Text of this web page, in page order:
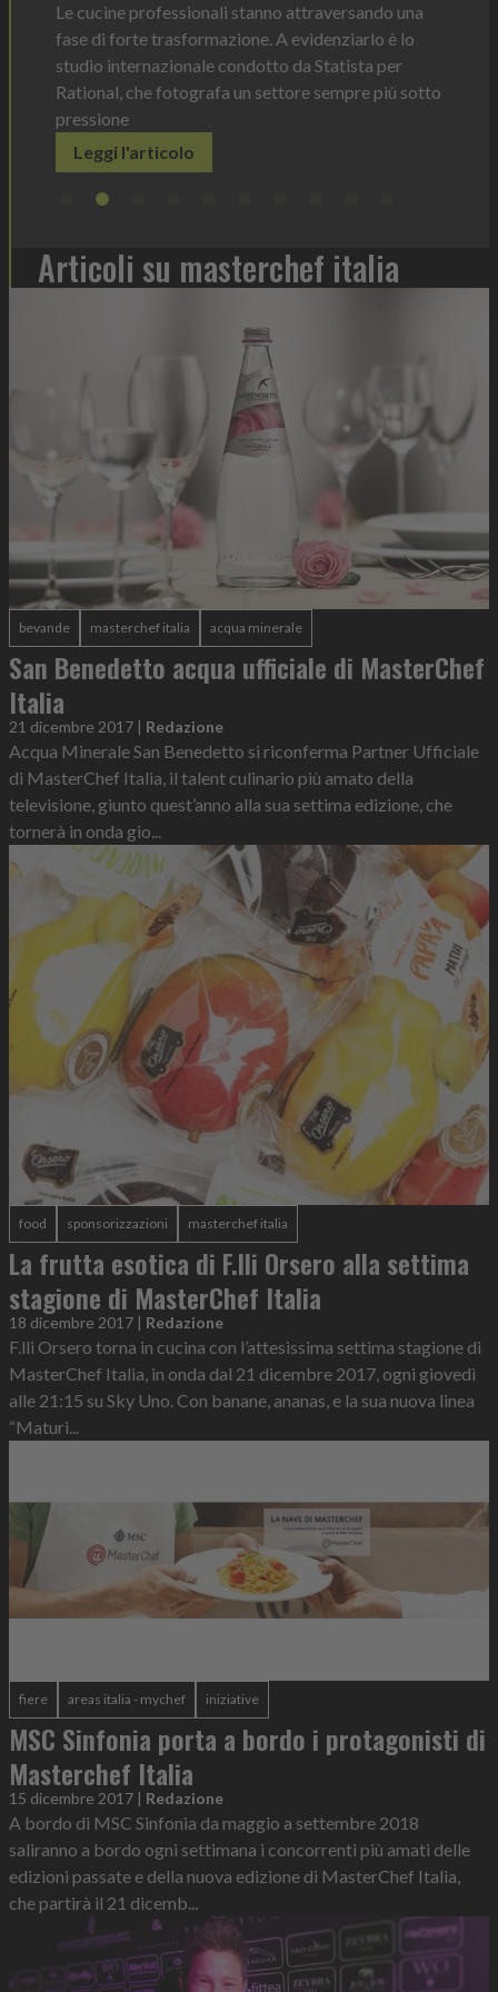
sotto
Leggi l'articolo
Articoli su masterchef italia
bevande masterchef italia acqua minerale
San Benedetto acqua ufficiale di MasterChef
Italia
21 dicembre 2017 | Redazione
Acqua Minerale San Benedetto si riconferma Partner Ufficiale
di MasterChef Italia, il talent culinario più amato della
televisione, giunto quest’anno alla sua settima edizione, che
tornerà in onda gio...
food sponsorizzazioni masterchef italia
La frutta esotica di F.lli Orsero alla settima
stagione di MasterChef Italia
18 dicembre 2017 | Redazione
F.lli Orsero torna in cucina con l’attesissima settima stagione di
MasterChef Italia, in onda dal 21 dicembre 2017, ogni giovedì
alle 21:15 su Sky Uno. Con banane, ananas, e la sua nuova linea
“Maturi...
fiere areas italia - mychef iniziative
MSC Sinfonia porta a bordo i protagonisti di
Masterchef Italia
15 dicembre 2017 | Redazione
A bordo di MSC Sinfonia da maggio a settembre 2018
saliranno a bordo ogni settimana i concorrenti più amati delle
edizioni passate e della nuova edizione di MasterChef Italia,
che partirà il 21 dicemb...